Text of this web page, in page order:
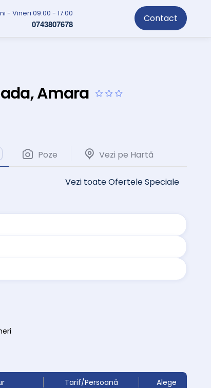
- Vineri 09:00 - 17:00
0743807678 Contact
Amara
Poze Vezi pe Hartă
Vezi toate Ofertele Speciale
Tarif/Persoană Alege